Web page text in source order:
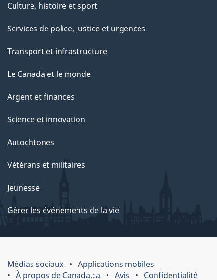
Culture, histoire et sport
Services de police, justice et urgences
Transport et infrastructure
Le Canada et le monde
Argent et finances
Science et innovation
Autochtones
Vétérans et militaires
Jeunesse
Gérer les événements de la vie
Médias sociaux
Applications mobiles
À propos de Canada.ca
Avis Confidentialité